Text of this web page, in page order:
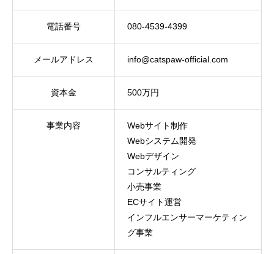
電話番号 080-4539-4399
メールアドレス info@catspaw-official.com
資本金 500万円
事業内容
Webサイト制作
Webシステム開発
Webデザイン
コンサルティング
小売事業
ECサイト運営
インフルエンサーマーケティン
グ事業